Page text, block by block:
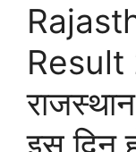
Result